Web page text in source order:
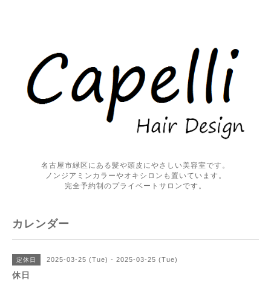
名古屋市緑区にある髪や頭皮にやさしい美容室です。
ノンジアミンカラーやオキシロンも置いています。
完全予約制のプライベートサロンです。
カレンダー
定休日 2025-03-25 (Tue) - 2025-03-25 (Tue)
休日